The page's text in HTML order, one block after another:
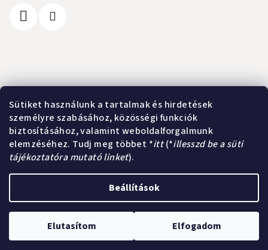
Sütiket használunk a tartalmak és hirdetések
személyre szabásához, közösségi funkciók
biztosításához, valamint weboldalforgalmunk
elemzéséhez. Tudj meg többet *itt(*illesszd be a süti
tájékoztatóra mutató linket).
Beállítások
Elutasítom Elfogadom
Információ
A vásárlás lépései
Üzleti feltételek (ÁSZF)
Adatkezelési tájékoztató
beállítások szerkesztése
Shoptet készítette